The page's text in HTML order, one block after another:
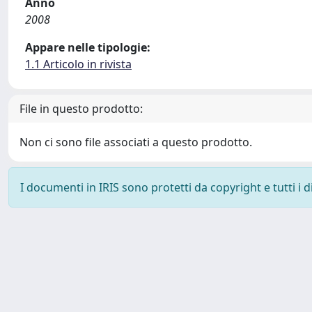
2008
Appare nelle tipologie:
1.1 Articolo in rivista
File in questo prodotto:
Non ci sono file associati a questo prodotto.
I documenti in IRIS sono protetti da copyright e tutti i